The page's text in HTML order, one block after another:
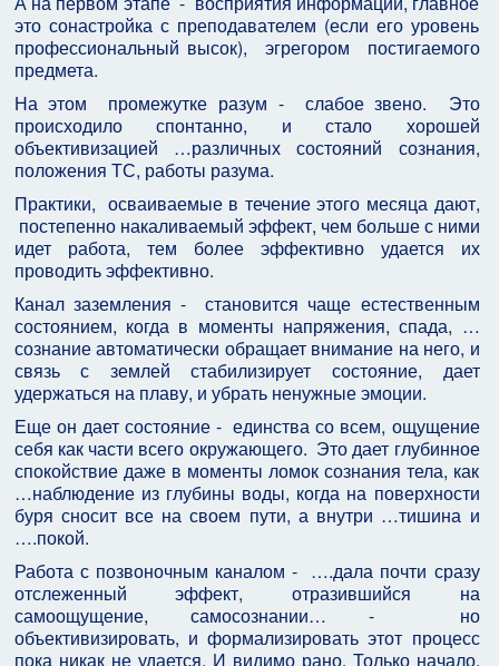
это сонастройка с преподавателем (если его уровень
профессиональный высок), эгрегором постигаемого
предмета.
На этом промежутке разум - слабое звено. Это
происходило спонтанно, и стало хорошей
объективизацией …различных состояний сознания,
положения ТС, работы разума.
Практики, осваиваемые в течение этого месяца дают,
постепенно накаливаемый эффект, чем больше с ними
идет работа, тем более эффективно удается их
проводить эффективно.
Канал заземления - становится чаще естественным
состоянием, когда в моменты напряжения, спада, …
сознание автоматически обращает внимание на него, и
связь с землей стабилизирует состояние, дает
удержаться на плаву, и убрать ненужные эмоции.
Еще он дает состояние - единства со всем, ощущение
себя как части всего окружающего. Это дает глубинное
спокойствие даже в моменты ломок сознания тела, как
…наблюдение из глубины воды, когда на поверхности
буря сносит все на своем пути, а внутри …тишина и
….покой.
Работа с позвоночным каналом - ….дала почти сразу
отслеженный эффект, отразившийся на
самоощущение, самосознании… - но
объективизировать, и формализировать этот процесс
пока никак не удается. И видимо рано. Только начало,